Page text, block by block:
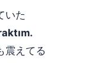
いた
震えてる